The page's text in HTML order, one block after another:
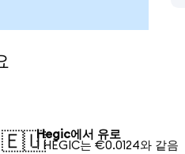
🇪🇺Hegic에서 유로
1 HEGIC는 €0.0124와 같음